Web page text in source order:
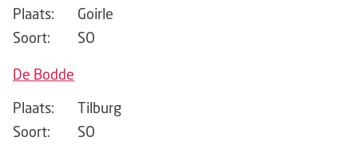
Plaats:
Goirle
Soort:
SO
De Bodde
Plaats:
Tilburg
Soort:
SO